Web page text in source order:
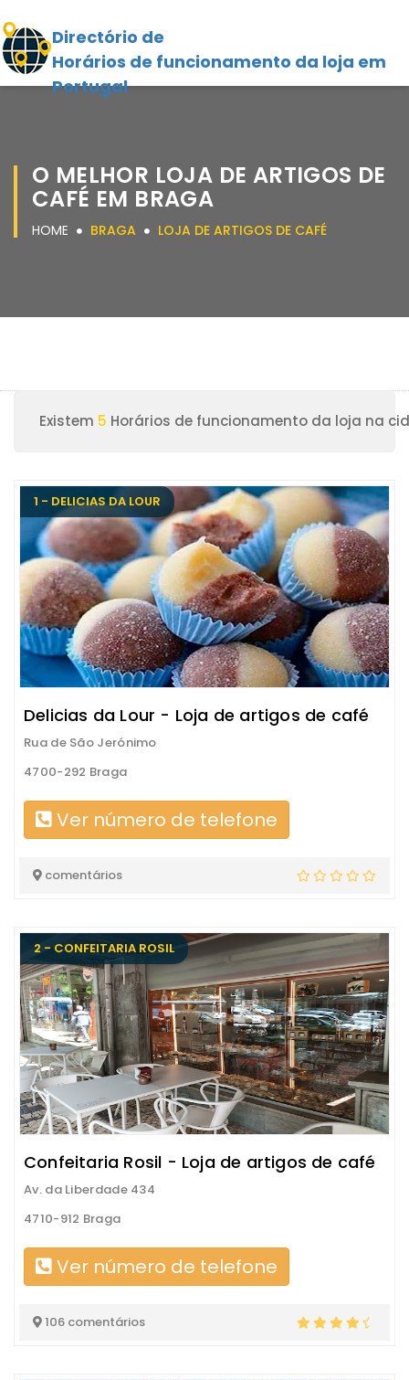
Directório de
Horários de funcionamento da loja em
Portugal
O MELHOR LOJA DE ARTIGOS DE
CAFÉ EM BRAGA
HOME BRAGA LOJA DE ARTIGOS DE CAFÉ
Existem 5 Horários de funcionamento da loja na
1 - DELICIAS DA LOUR
Delicias da Lour - Loja de artigos de café
Rua de São Jerónimo
4700-292 Braga
Ver número de telefone
comentários
2 - CONFEITARIA ROSIL
Confeitaria Rosil - Loja de artigos de café
Av. da Liberdade 434
4710-912 Braga
Ver número de telefone
106 comentários